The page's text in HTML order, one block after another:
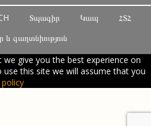
Տպագիր Կապ
ՀՏՀ
և գաղտնիություն
give you the best experience on
this site we will assume that you
policy